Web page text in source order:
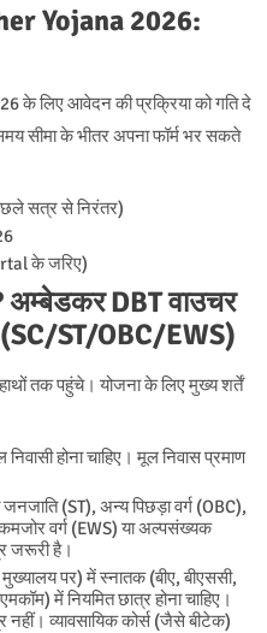
Yojana 2026:
के लिए आवेदन की प्रक्रिया को गति दे
सीमा के भीतर अपना फॉर्म भर सकते
सत्र से निरंतर)
के जरिए)
DBT वाउचर
(SC/ST/OBC/EWS)
तक पहुंचे। योजना के लिए मुख्य शर्तें
होना चाहिए। मूल निवास प्रमाण
(ST), अन्य पिछड़ा वर्ग (OBC),
वर्ग (EWS) या अल्पसंख्यक
जरूरी है।
मुख्यालय पर) में स्नातक (बीए, बीएससी,
में नियमित छात्र होना चाहिए।
व्यावसायिक कोर्स (जैसे बीटेक)